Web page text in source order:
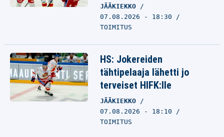
JÄÄKIEKKO
07.08.2026 - 18:30
TOIMITUS
HS: Jokereiden
tähtipelaaja lähetti jo
terveiset HIFK:lle
JÄÄKIEKKO
07.08.2026 - 18:10
TOIMITUS